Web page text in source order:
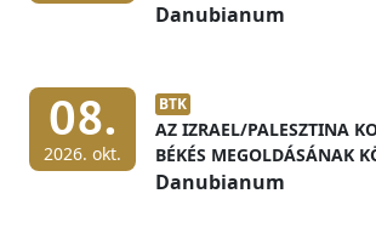
Danubianum
08.
2026. okt.
BTK
AZ IZRAEL/PALESZTINA
BÉKÉS MEGOLDÁSÁNAK
ELŐFELTÉTELEI
Danubianum